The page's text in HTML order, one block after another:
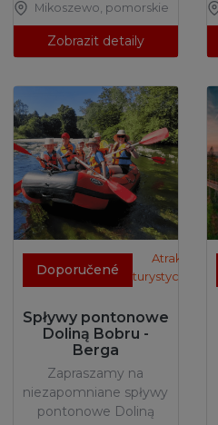
Mikoszewo, pomorskie
Zobrazit detaily
Doporučené
Atrakcje
turystyczne
Spływy pontonowe
Doliną Bobru -
Berga
Zapraszamy na
niezapomniane spływy
pontonowe Doliną